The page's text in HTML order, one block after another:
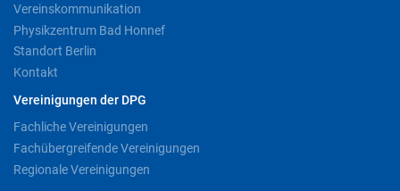
Vereinskommunikation
Physikzentrum Bad Honnef
Standort Berlin
Kontakt
Vereinigungen der DPG
Fachliche Vereinigungen
Fachübergreifende Vereinigungen
Regionale Vereinigungen